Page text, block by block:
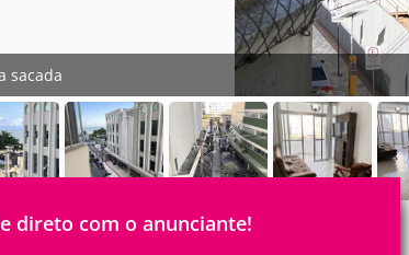
direto com o anunciante!
sacada